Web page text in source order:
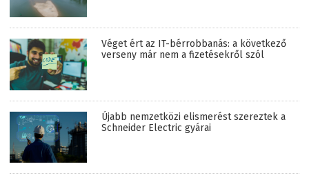
Véget ért az IT-bérrobbanás: a következő
verseny már nem a fizetésekről szól
Újabb nemzetközi elismerést szereztek a
Schneider Electric gyárai